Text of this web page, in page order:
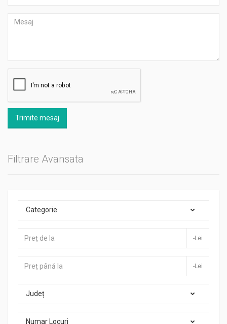
Trimite mesaj
Filtrare Avansata
Categorie
-Lei
-Lei
Județ
Numar Locuri